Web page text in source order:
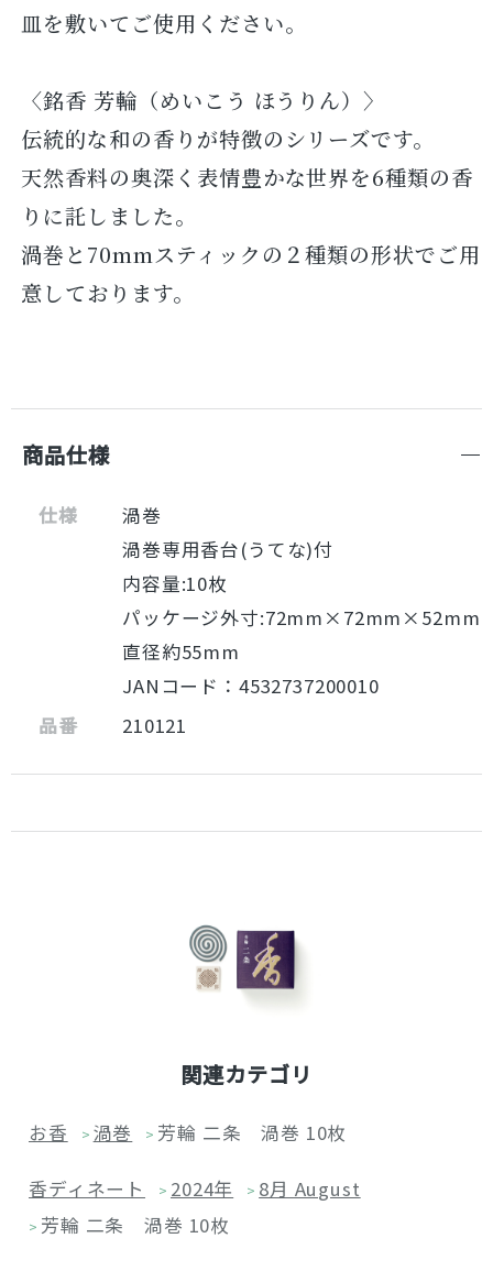
皿を敷いてご使用ください。
〈銘香 芳輪（めいこう ほうりん）〉
伝統的な和の香りが特徴のシリーズです。
天然香料の奥深く表情豊かな世界を6種類の香
りに託しました。
渦巻と70mmスティックの２種類の形状でご用
意しております。
商品仕様
仕様
渦巻
渦巻専用香台(うてな)付
内容量:10枚
パッケージ外寸:72mm×72mm×52mm
直径約55mm
JANコード：4532737200010
品番
210121
関連カテゴリ
お香 > 渦巻 > 芳輪 二条 渦巻 10枚
香ディネート > 2024年 > 8月 August
> 芳輪 二条 渦巻 10枚